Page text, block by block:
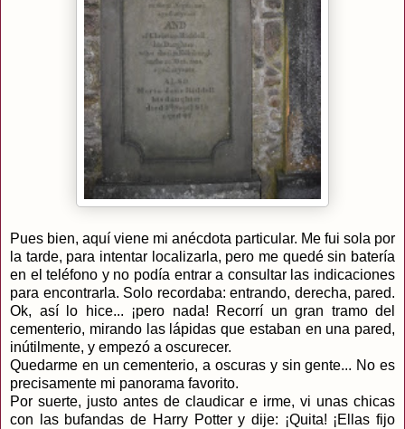
Pues bien, aquí viene mi anécdota particular. Me fui sola por
la tarde, para intentar localizarla, pero me quedé sin batería
en el teléfono y no podía entrar a consultar las indicaciones
para encontrarla. Solo recordaba: entrando, derecha, pared.
Ok, así lo hice... ¡pero nada! Recorrí un gran tramo del
cementerio, mirando las lápidas que estaban en una pared,
inútilmente, y empezó a oscurecer.
Quedarme en un cementerio, a oscuras y sin gente... No es
precisamente mi panorama favorito.
Por suerte, justo antes de claudicar e irme, vi unas chicas
con las bufandas de Harry Potter y dije: ¡Quita! ¡Ellas fijo